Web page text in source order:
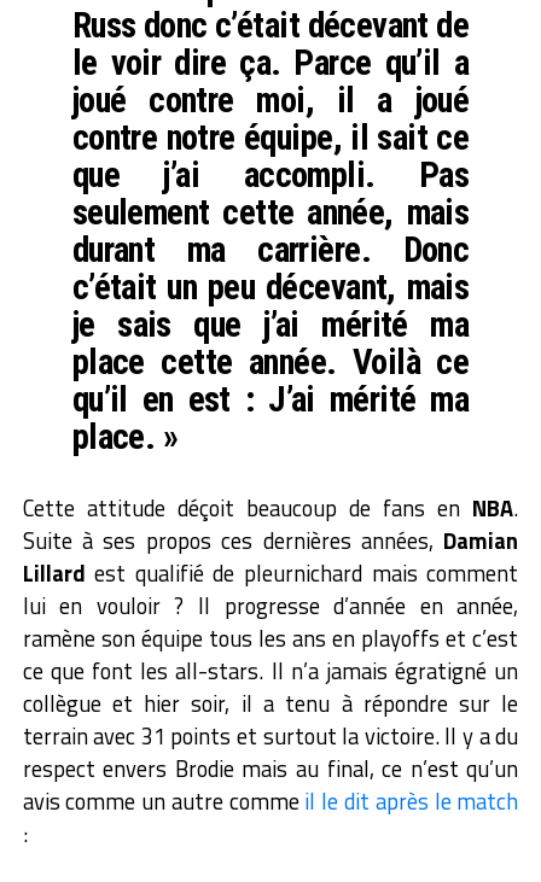
Russ donc c’était décevant de
le voir dire ça. Parce qu’il a
joué contre moi, il a joué
contre notre équipe, il sait ce
que j’ai accompli. Pas
seulement cette année, mais
durant ma carrière. Donc
c’était un peu décevant, mais
je sais que j’ai mérité ma
place cette année. Voilà ce
qu’il en est : J’ai mérité ma
place. »
Cette attitude déçoit beaucoup de fans en NBA.
Suite à ses propos ces dernières années, Damian
Lillard est qualifié de pleurnichard mais comment
lui en vouloir ? Il progresse d’année en année,
ramène son équipe tous les ans en playoffs et c’est
ce que font les all-stars. Il n’a jamais égratigné un
collègue et hier soir, il a tenu à répondre sur le
terrain avec 31 points et surtout la victoire. Il y a du
respect envers Brodie mais au final, ce n’est qu’un
avis comme un autre commeil le dit après le match
: